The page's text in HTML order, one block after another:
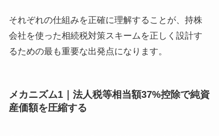
それぞれの仕組みを正確に理解することが、持株
会社を使った相続税対策スキームを正しく設計す
るための最も重要な出発点になります。
メカニズム1｜法人税等相当額37%控除で純資
産価額を圧縮する